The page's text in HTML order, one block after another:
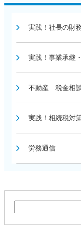
実践！社長の財
実践！事業承継
不動産 税金相
実践！相続税対
労務通信